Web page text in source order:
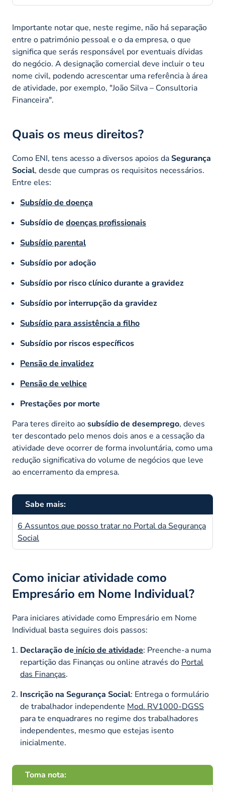
Importante notar que, neste regime, não há separação
entre o património pessoal e o da empresa, o que
significa que serás responsável por eventuais dívidas
do negócio. A designação comercial deve incluir o teu
nome civil, podendo acrescentar uma referência à área
de atividade, por exemplo, "João Silva – Consultoria
Financeira".
Quais os meus direitos?
Como ENI, tens acesso a diversos apoios daSegurança
Social, desde que cumpras os requisitos necessários.
Entre eles:
Subsídio de doença
Subsídio de doenças profissionais
Subsídio parental
Subsídio por adoção
Subsídio por risco clínico durante a gravidez
Subsídio por interrupção da gravidez
Subsídio para assistência a filho
Subsídio por riscos específicos
Pensão de invalidez
Pensão de velhice
Prestações por morte
Para teres direito aosubsídio de desemprego, deves
ter descontado pelo menos dois anos e a cessação da
atividade deve ocorrer de forma involuntária, como uma
redução significativa do volume de negócios que leve
ao encerramento da empresa.
Sabe mais:
6 Assuntos que posso tratar no Portal da Segurança
Social
Como iniciar atividade como
Empresário em Nome Individual?
Para iniciares atividade como Empresário em Nome
Individual basta seguires dois passos:
Declaração de início de atividade: Preenche-a numa
repartição das Finanças ou online através do Portal
das Finanças.
Inscrição na Segurança Social: Entrega o formulário
de trabalhador independente Mod. RV1000-DGSS
para te enquadrares no regime dos trabalhadores
independentes, mesmo que estejas isento
inicialmente.
Toma nota: